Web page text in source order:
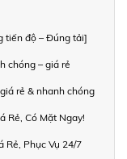
tiến độ – Đúng tải]
chóng – giá rẻ
rẻ & nhanh chóng
Rẻ, Có Mặt Ngay!
Rẻ, Phục Vụ 24/7